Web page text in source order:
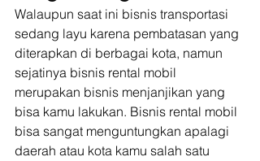
Walaupun saat ini bisnis transportasi
sedang layu karena pembatasan yang
diterapkan di berbagai kota, namun
sejatinya bisnis rental mobil
merupakan bisnis menjanjikan yang
bisa kamu lakukan. Bisnis rental mobil
bisa sangat menguntungkan apalagi
daerah atau kota kamu salah satu